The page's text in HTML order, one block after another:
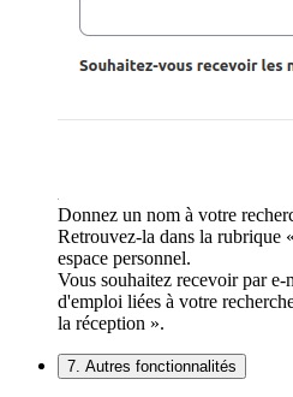
Donnez un nom à votre
Retrouvez-la dans la rubrique
espace personnel.
Vous souhaitez recevoir par
d'emploi liées à votre
la réception ».
7. Autres fonctionnalités